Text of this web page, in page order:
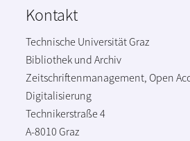
Kontakt
Technische Universität Graz
Bibliothek und Archiv
Zeitschriftenmanagement, Open
Digitalisierung
Technikerstraße 4
A-8010 Graz